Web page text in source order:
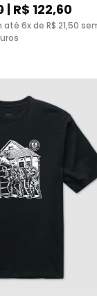
| R$ 122,60
6x de R$ 21,50